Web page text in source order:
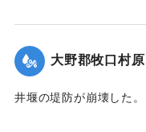
｜固有コード:00300003
大野郡牧口村原
井堰の堤防が崩壊した。